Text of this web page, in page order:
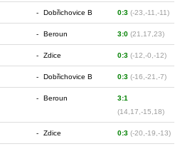
- Dobřichovice B 0:3 (-23,-11,-11)
- Beroun 3:0 (21,17,23)
- Zdice 0:3 (-12,-0,-12)
- Dobřichovice B 0:3 (-16,-21,-7)
- Beroun
3:1
(14,17,-15,18)
- Zdice 0:3 (-20,-19,-13)